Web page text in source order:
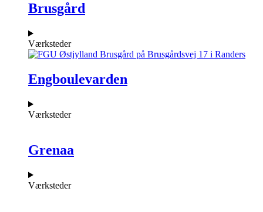
Brusgård
Værksteder
Engboulevarden
Værksteder
Grenaa
Værksteder